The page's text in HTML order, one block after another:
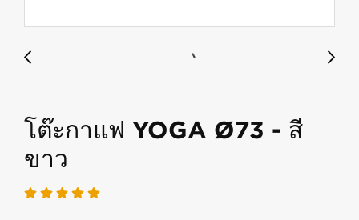
โต๊ะกาแฟ YOGA Ø73 - สี
ขาว